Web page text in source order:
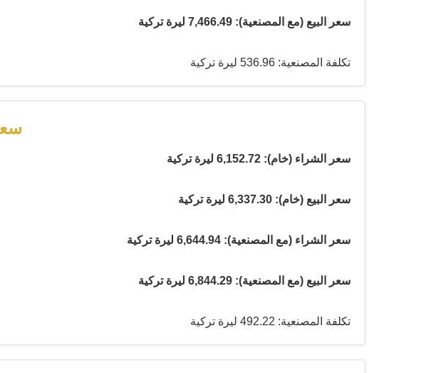
سعر البيع (مع المصنعية): 7,466.49 ليرة تركية
تكلفة المصنعية: 536.96 ليرة تركية
سعر الشراء (خام): 6,152.72 ليرة تركية
سعر البيع (خام): 6,337.30 ليرة تركية
سعر الشراء (مع المصنعية): 6,644.94 ليرة تركية
سعر البيع (مع المصنعية): 6,844.29 ليرة تركية
تكلفة المصنعية: 492.22 ليرة تركية